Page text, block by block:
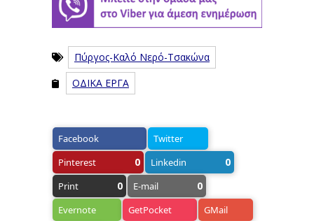
Πύργος-Καλό Νερό-Τσακώνα
ΟΔΙΚΑ ΕΡΓΑ
Facebook
Twitter
Pinterest
0 Linkedin 0
Print 0 E-mail 0
Evernote GetPocket GMail